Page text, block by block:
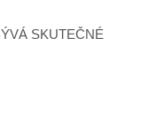
SKUTEČNÉ